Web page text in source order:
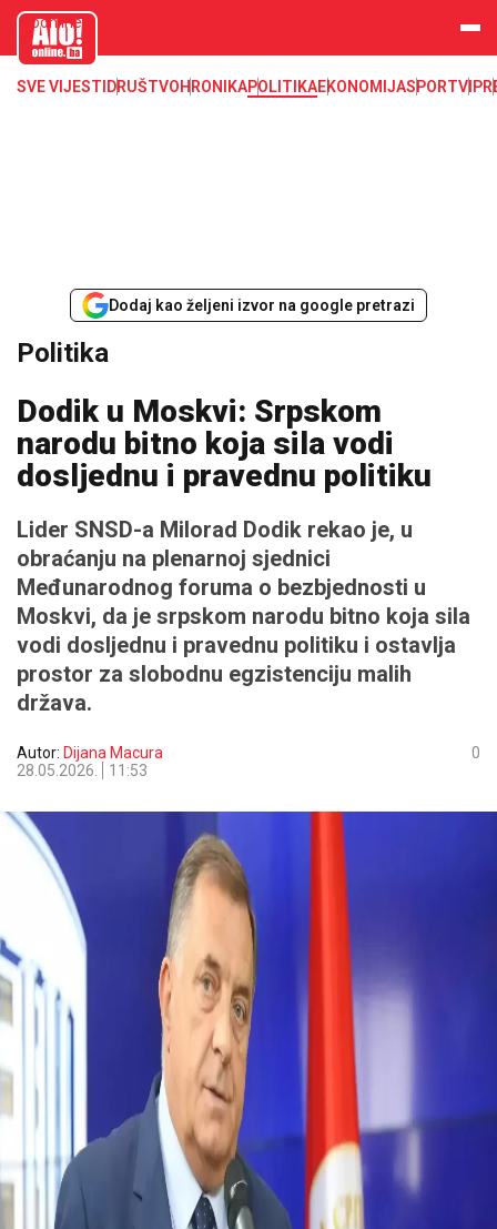
aloonline.b
SVE VIJESTI DRUŠTVOHRONIKAPOLITIKAEKONOMIJASPORTVIP
Dodaj kao željeni izvor na google pretrazi
Politika
Dodik u Moskvi: Srpskom
narodu bitno koja sila vodi
dosljednu i pravednu politiku
Lider SNSD-a Milorad Dodik rekao je, u
obraćanju na plenarnoj sjednici
Međunarodnog foruma o bezbjednosti u
Moskvi, da je srpskom narodu bitno koja sila
vodi dosljednu i pravednu politiku i ostavlja
prostor za slobodnu egzistenciju malih
država.
Autor: Dijana Macura
28.05.2026.
11:53
0